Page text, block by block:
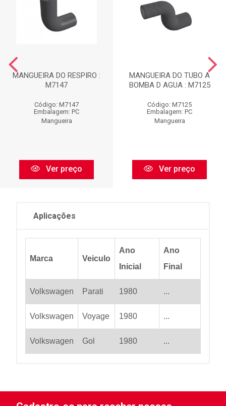
MANGUEIRA DO RESPIRO :
M7147
Código: M7147
Embalagem: PC
Mangueira
Ver preço
MANGUEIRA DO TUBO A
BOMBA D AGUA : M7125
Código: M7125
Embalagem: PC
Mangueira
Ver preço
Aplicações
Marca Veiculo
Ano
Inicial
Ano
Final
Volkswagen Parati 1980 ...
Volkswagen Voyage 1980 ...
Volkswagen Gol 1980 ...